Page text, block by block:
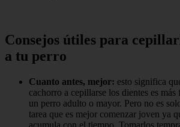
Consejos útiles para
a tu perro
Cuanto antes, mejor: esto significa
cachorro a cepillarse los dientes es más
un perro adulto o mayor. Pero no es
tarea que es mejor comenzar joven ya